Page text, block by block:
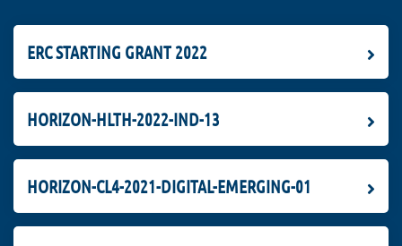
ERC STARTING GRANT 2022
HORIZON-HLTH-2022-IND-13
HORIZON-CL4-2021-DIGITAL-EMERGING-01